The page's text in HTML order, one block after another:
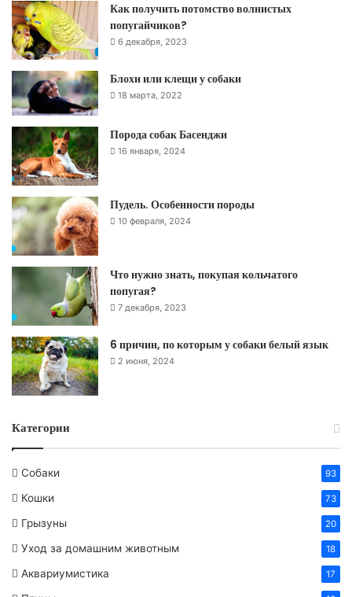
Как получить потомство волнистых
попугайчиков?
6 декабря, 2023
Блохи или клещи у собаки
18 марта, 2022
Порода собак Басенджи
16 января, 2024
Пудель. Особенности породы
10 февраля, 2024
Что нужно знать, покупая кольчатого
попугая?
7 декабря, 2023
6 причин, по которым у собаки белый язык
2 июня, 2024
Категории
Собаки 93
Кошки 73
Грызуны 20
Уход за домашним животным 18
Аквариумистика 17